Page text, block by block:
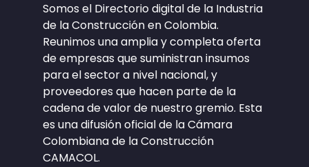
Somos el Directorio digital de la Industria
de la Construcción en Colombia.
Reunimos una amplia y completa oferta
de empresas que suministran insumos
para el sector a nivel nacional, y
proveedores que hacen parte de la
cadena de valor de nuestro gremio. Esta
es una difusión oficial de la Cámara
Colombiana de la Construcción
CAMACOL.